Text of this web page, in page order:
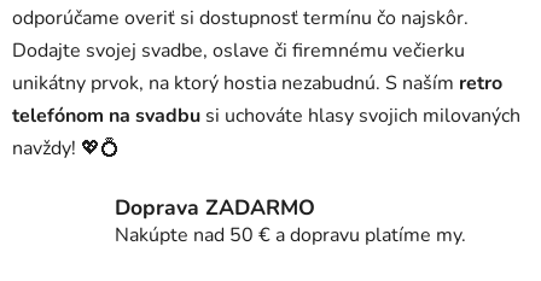
odporúčame overiť si dostupnosť termínu čo najskôr.
Dodajte svojej svadbe, oslave či firemnému večierku
unikátny prvok, na ktorý hostia nezabudnú. S naším retro
telefónom na svadbu si uchováte hlasy svojich milovaných
navždy! 💖💍
Doprava ZADARMO
Nakúpte nad 50 € a dopravu platíme my.